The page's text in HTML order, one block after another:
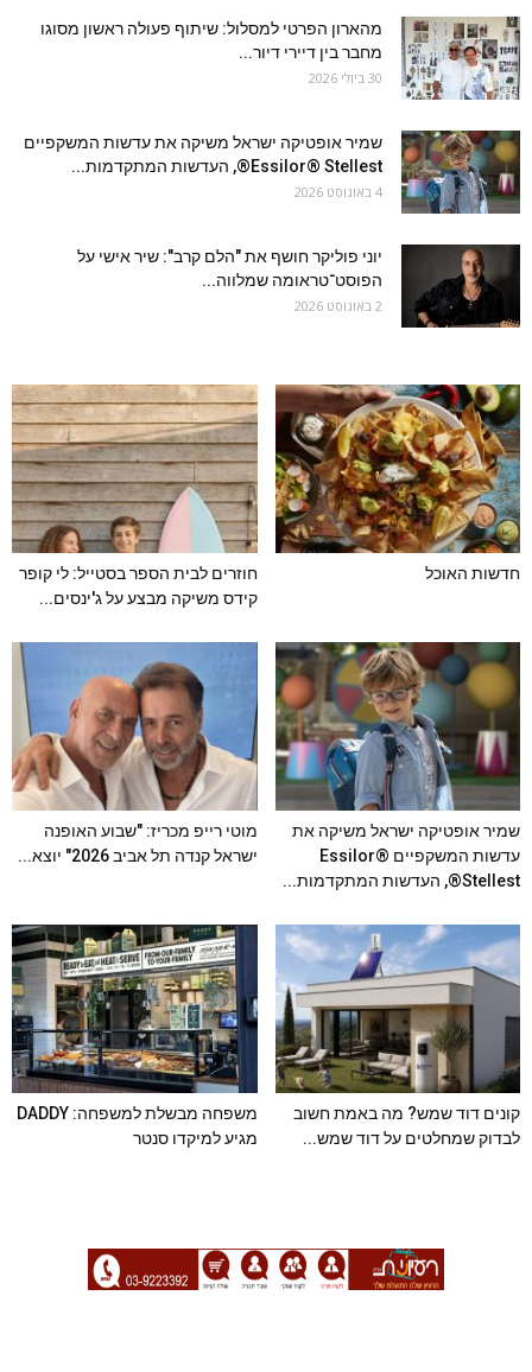
מהארון הפרטי למסלול: שיתוף פעולה ראשון מסוגו
מחבר בין דיירי דיור...
30 ביולי 2026
שמיר אופטיקה ישראל משיקה את עדשות המשקפיים
Essilor® Stellest®, העדשות המתקדמות...
4 באוגוסט 2026
יוני פוליקר חושף את "הלם קרב": שיר אישי על
הפוסט־טראומה שמלווה...
2 באוגוסט 2026
חדשות האוכל
חוזרים לבית הספר בסטייל: לי קופר
קידס משיקה מבצע על ג'ינסים...
שמיר אופטיקה ישראל משיקה את
עדשות המשקפיים Essilor®
Stellest®, העדשות המתקדמות...
מוטי רייפ מכריז: "שבוע האופנה
ישראל קנדה תל אביב 2026" יוצא...
קונים דוד שמש? מה באמת חשוב
לבדוק שמחלטים על דוד שמש...
משפחה מבשלת למשפחה: DADDY
מגיע למיקדו סנטר